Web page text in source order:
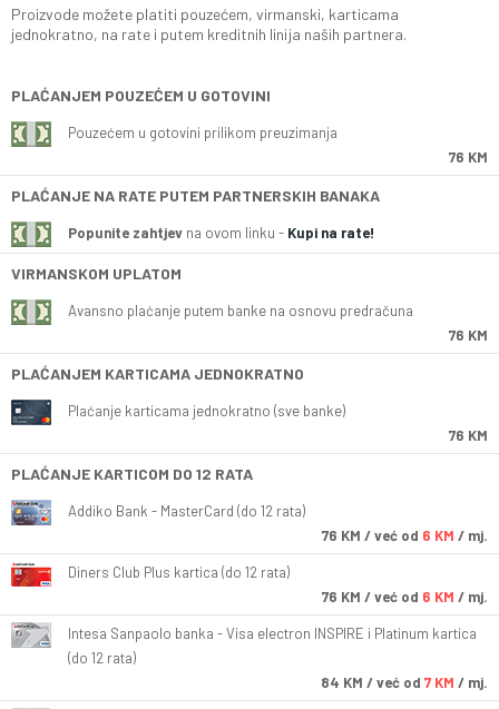
Proizvode možete platiti pouzećem, virmanski, karticama
jednokratno, na rate i putem kreditnih linija naših partnera.
PLAĆANJEM POUZEĆEM U GOTOVINI
Pouzećem u gotovini prilikom preuzimanja
76 KM
PLAĆANJE NA RATE PUTEM PARTNERSKIH BANAKA
Popunite zahtjev na ovom linku - Kupi na rate!
VIRMANSKOM UPLATOM
Avansno plaćanje putem banke na osnovu predračuna
76 KM
PLAĆANJEM KARTICAMA JEDNOKRATNO
Plaćanje karticama jednokratno (sve banke)
76 KM
PLAĆANJE KARTICOM DO 12 RATA
Addiko Bank - MasterCard (do 12 rata)
76 KM / već od 6 KM / mj.
Diners Club Plus kartica (do 12 rata)
76 KM / već od 6 KM / mj.
Intesa Sanpaolo banka - Visa electron INSPIRE i Platinum kartica
(do 12 rata)
84 KM / već od 7 KM / mj.